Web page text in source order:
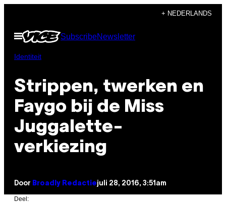
de
inhoud
+ NEDERLANDS
Open
menu
SubscribeNewsletter
Identiteit
Strippen, twerken en
Faygo bij de Miss
Juggalette-
verkiezing
Door Broadly Redactiejuli 28, 2016, 3:51am
Deel: